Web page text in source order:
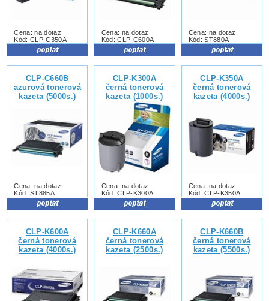
Cena: na dotaz
Kód: CLP-C350A
Cena: na dotaz
Kód: CLP-C600A
Cena: na dotaz
Kód: ST880A
CLP-C660B
azurová tonerová
kazeta (5000s.)
Cena: na dotaz
Kód: ST885A
CLP-K300A
černá tonerová
kazeta (1000s.)
Cena: na dotaz
Kód: CLP-K300A
CLP-K350A
černá tonerová
kazeta (4000s.)
Cena: na dotaz
Kód: CLP-K350A
CLP-K600A
černá tonerová
kazeta (4000s.)
CLP-K660A
černá tonerová
kazeta (2500s.)
CLP-K660B
černá tonerová
kazeta (5500s.)